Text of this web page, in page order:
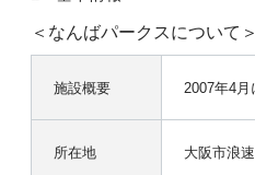
＜なんばパークスについて＞
施設概要 2007年4
所在地 大阪市浪